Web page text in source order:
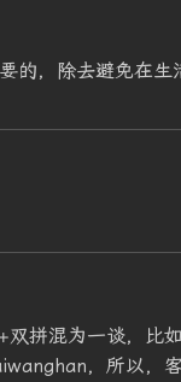
的，除去避免在生
拼混为一谈，比
，所以，